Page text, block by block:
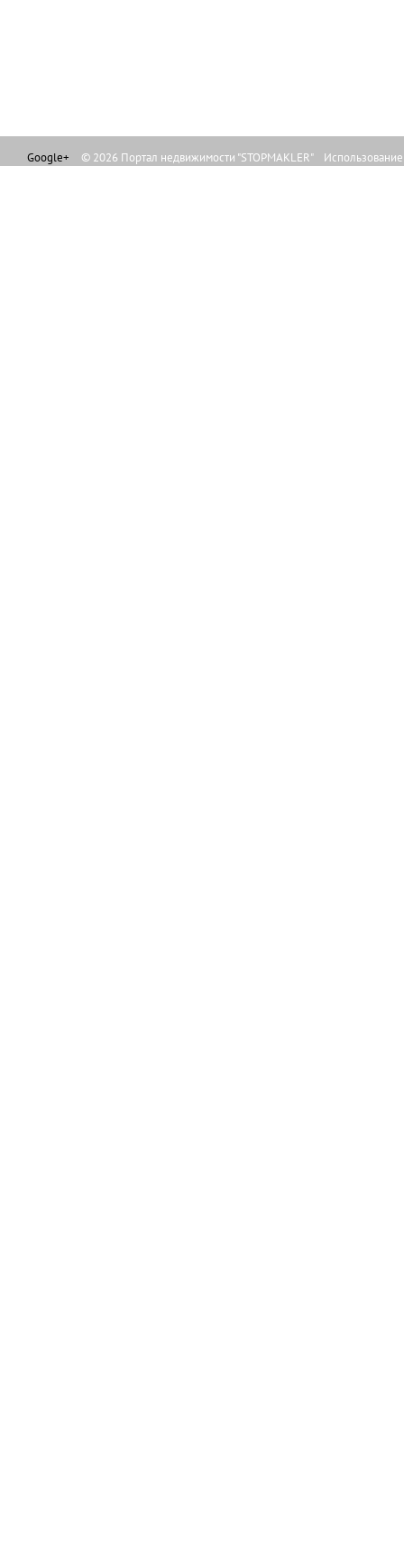
Google+ © 2026 Портал недвижимости "STOPMAKLER"